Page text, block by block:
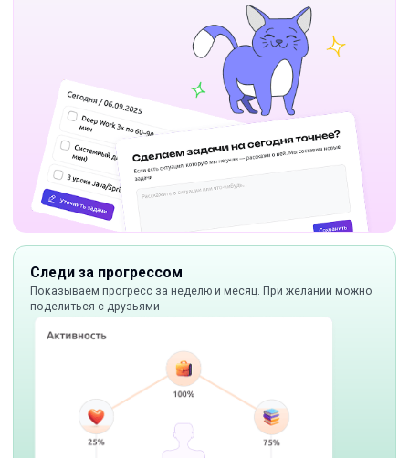
Следи за прогрессом
Показываем прогресс за неделю и месяц. При желании можно
поделиться с друзьями